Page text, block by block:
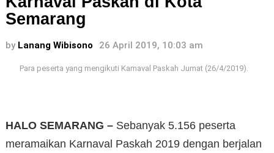
Semarang
by Lanang Wibisono 26 April 2019, 10:03 am
Para peserta yang mengikuti Karnaval Paskah Jumat (26/4/2019).
HALO SEMARANG – Sebanyak 5.156 peserta
meramaikan Karnaval Paskah 2019 dengan berjalan